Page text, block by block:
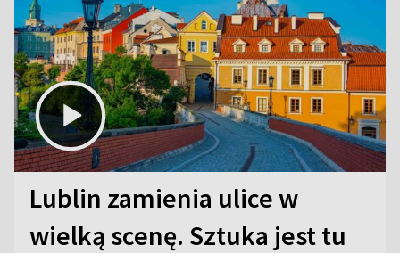
Lublin zamienia ulice w
wielką scenę. Sztuka jest tu